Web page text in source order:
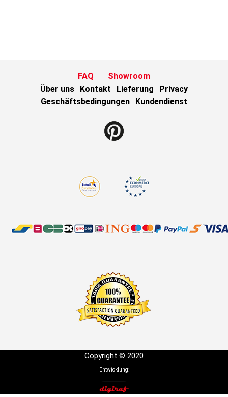
FAQ
Showroom
Über uns
Kontakt Lieferung
Privacy
Geschäftsbedingungen
Kundendienst
Copyright © 2020
Entwicklung: